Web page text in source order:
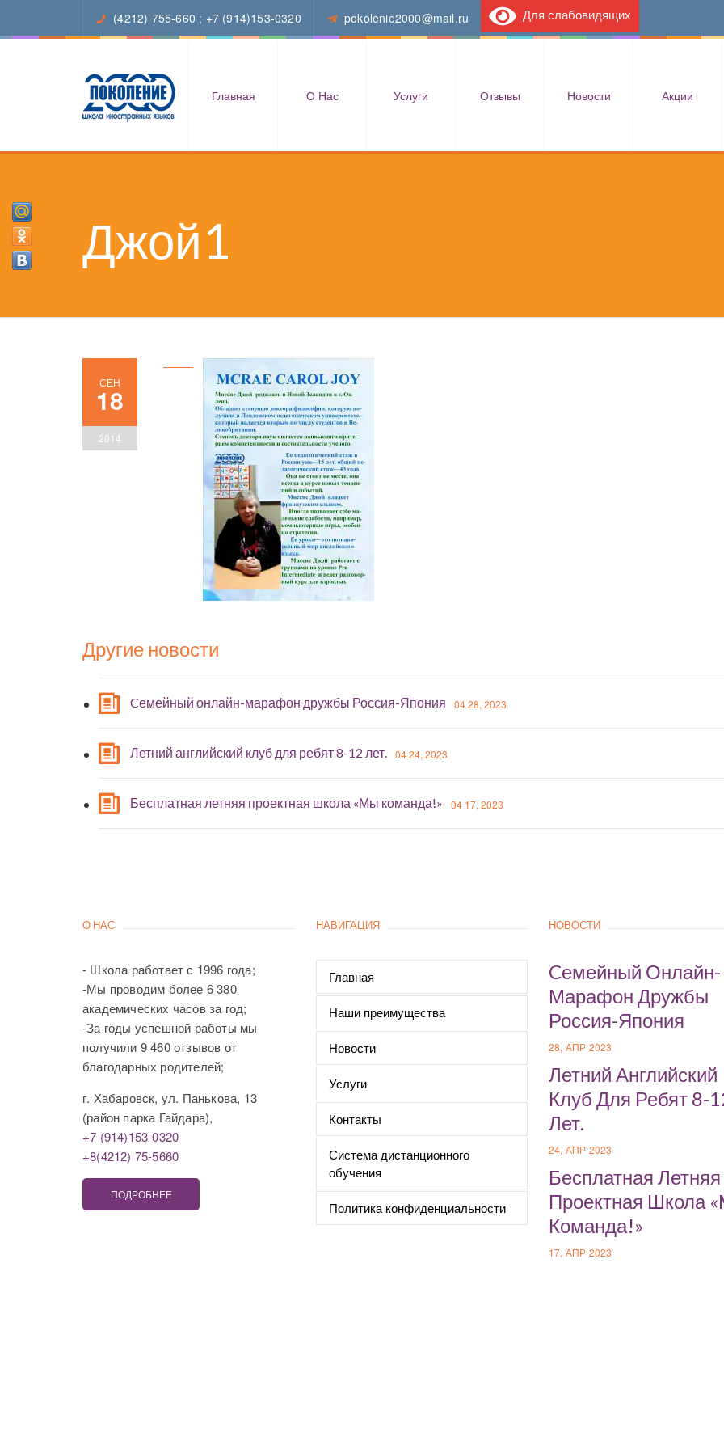
(4212) 755-660 ; +7 (914)153-0320 pokolenie2000@mail.ru Для слабовидящих
Главная О Нас Услуги Отзывы Новости Акции
Джой1
СЕН
18
2014
Другие новости
Cемейный онлайн-марафон дружбы Россия-Япония 04 28, 2023
Летний английский клуб для ребят 8-12 лет. 04 24, 2023
Бесплатная летняя проектная школа «Мы команда!» 04 17, 2023
О НАС
- Школа работает с 1996 года;
-Мы проводим более 6 380
академических часов за год;
-За годы успешной работы мы
получили 9 460 отзывов от
благодарных родителей;
г. Хабаровск, ул. Панькова, 13
(район парка Гайдара),
+7 (914)153-0320
+8(4212) 75-5660
ПОДРОБНЕЕ
НАВИГАЦИЯ
Главная
Наши преимущества
Новости
Услуги
Контакты
Система дистанционного
обучения
Политика конфиденциальности
НОВОСТИ
Cемейный Онлайн-
Марафон Дружбы
Россия-Япония
28, АПР 2023
Летний Английский
Клуб Для Ребят 8-
Лет.
24, АПР 2023
Бесплатная Летняя
Проектная Школа
Команда!»
17, АПР 2023